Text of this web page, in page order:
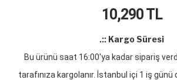
10,290TL
.:: Kargo Süresi
Bu ürünü saat 16:00'ya kadar sipariş
tarafınıza kargolanır. İstanbul içi 1 iş günü